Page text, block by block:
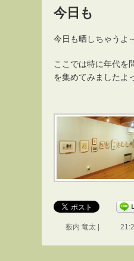
今日も
今日も晒しちゃうよ
ここでは特に年代を
を集めてみましたよ
薮内 竜太 |